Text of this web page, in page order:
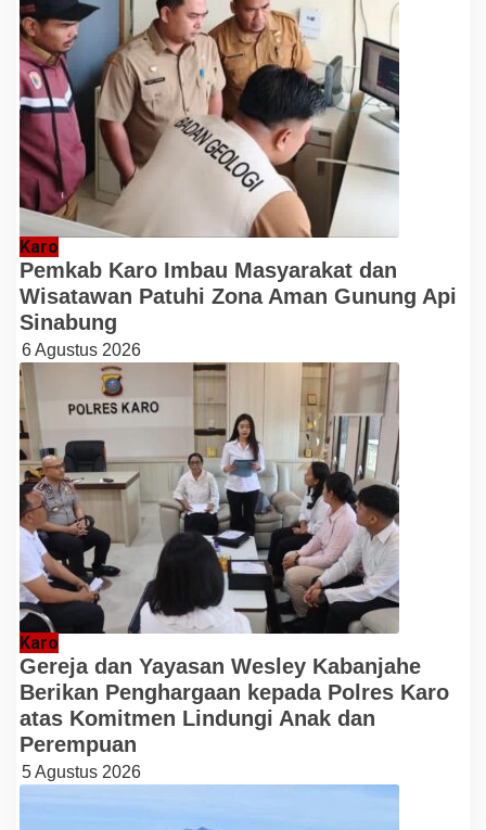
Karo
Pemkab Karo Imbau Masyarakat dan
Wisatawan Patuhi Zona Aman Gunung Api
Sinabung
6 Agustus 2026
Karo
Gereja dan Yayasan Wesley Kabanjahe
Berikan Penghargaan kepada Polres Karo
atas Komitmen Lindungi Anak dan
Perempuan
5 Agustus 2026